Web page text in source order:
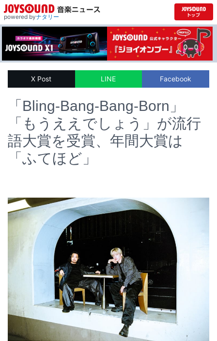
powered byナタリー
X Post LINE Facebook
「Bling-Bang-Bang-Born」
「もうええでしょう」が流行
語大賞を受賞、年間大賞は
「ふてほど」